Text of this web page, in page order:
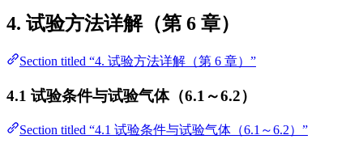
4. 试验方法详解（第 6 章）
Section titled “4. 试验方法详解（第 6 章）”
4.1 试验条件与试验气体（6.1～6.2）
Section titled “4.1 试验条件与试验气体（6.1～6.2）”